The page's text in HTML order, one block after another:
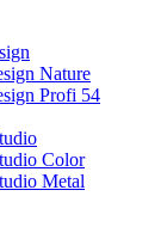
Nature
Profi 54
Color
Metal